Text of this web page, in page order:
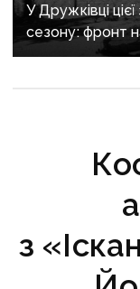
У Дружківці
сезону: фронт
критично
з